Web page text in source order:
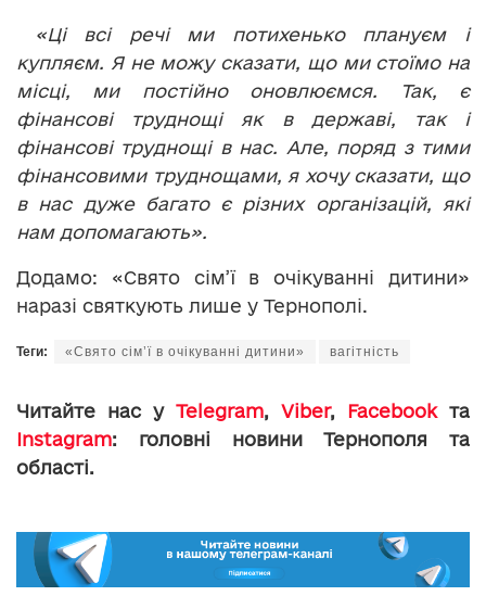
«Ці всі речі ми потихенько плануєм і
купляєм. Я не можу сказати, що ми стоїмо на
місці, ми постійно оновлюємся. Так, є
фінансові труднощі як в державі, так і
фінансові труднощі в нас. Але, поряд з тими
фінансовими труднощами, я хочу сказати, що
в нас дуже багато є різних організацій, які
нам допомагають».
Додамо: «Свято сім’ї в очікуванні дитини»
наразі святкують лише у Тернополі.
Теги: «Свято сім’ї в очікуванні дитини» вагітність
Читайте нас у Telegram, Viber, Facebookта
Instagram: головні новини Тернополя та
області.